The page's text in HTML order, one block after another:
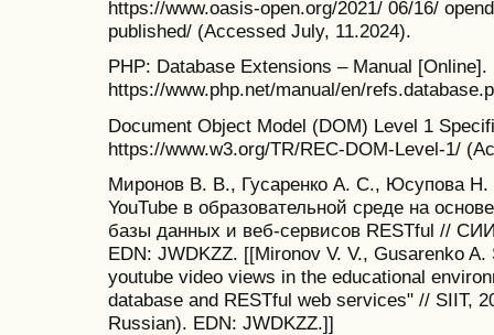
https://www.oasis-open.org/2021/ 06/16/
published/ (Accessed July, 11.2024).
PHP: Database Extensions – Manual [Online].
https://www.php.net/manual/en/
Document Object Model (DOM) Level 1
https://www.w3.org/TR/REC-DOM-Level-1/
Миронов В. В., Гусаренко А. С., Юсупова Н.
YouTube в образовательной среде на
базы данных и веб-сервисов RESTful //
EDN: JWDKZZ. [[Mironov V. V., Gusarenko
youtube video views in the educational
database and RESTful web services" // SIIT,
Russian). EDN: JWDKZZ.]]